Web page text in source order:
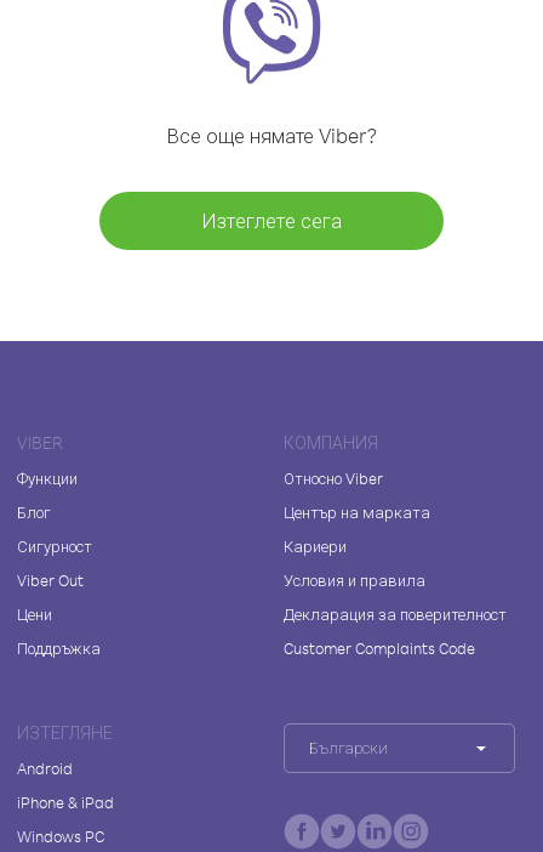
Все още нямате Viber?
Изтеглете сега
VIBER
Функции
Блог
Сигурност
Viber Out
Цени
Поддръжка
КОМПАНИЯ
Относно Viber
Център на марката
Кариери
Условия и правила
Декларация за поверителност
Customer Complaints Code
ИЗТЕГЛЯНЕ
Android
iPhone & iPad
Windows PC
Български